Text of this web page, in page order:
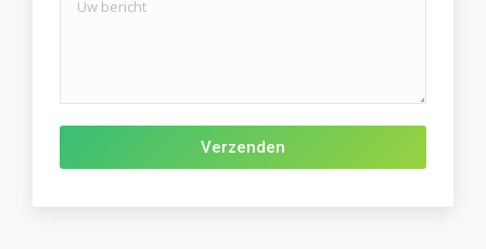
Gelieve dit veld leeg te laten.